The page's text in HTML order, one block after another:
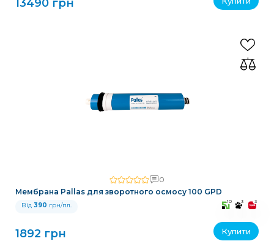
13490 грн
0
Мембрана Pallas для зворотного осмосу 100 GPD
Від 390 грн/пл. 10 3 3
1892 грн Купити